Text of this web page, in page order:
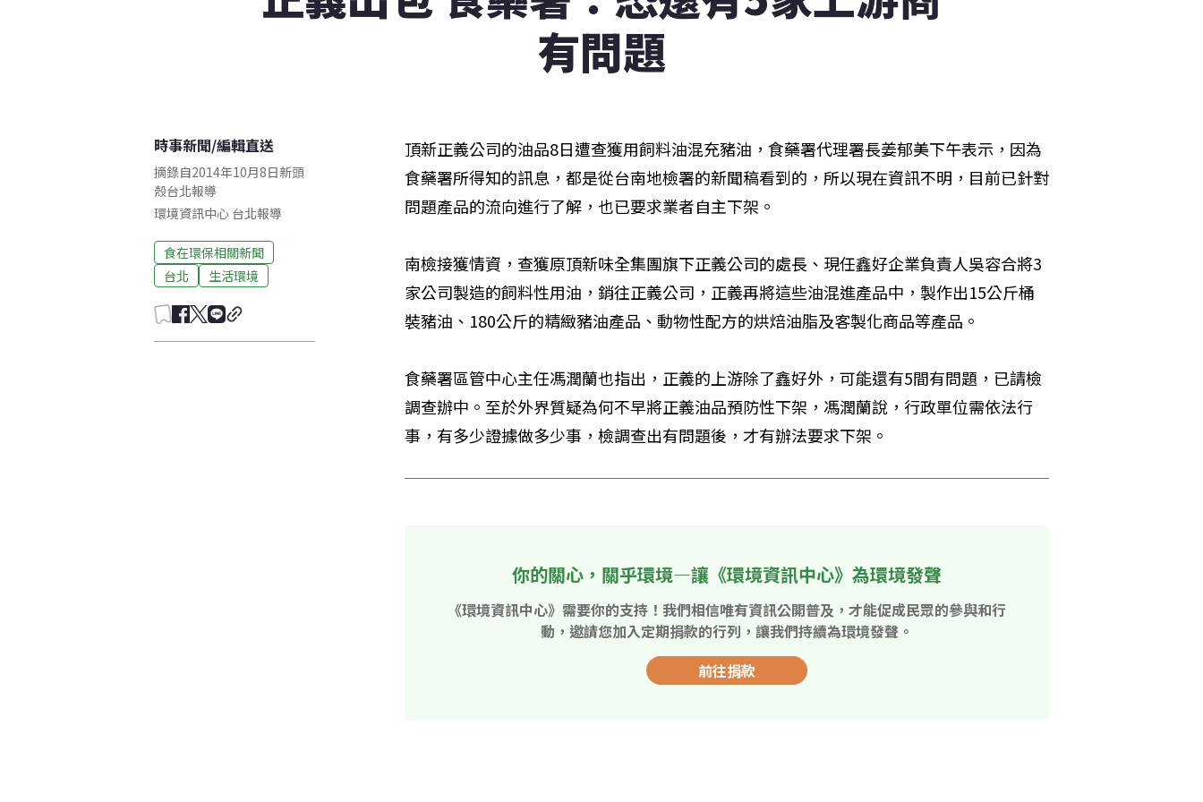
有問題
時事新聞/編輯直送
摘錄自2014年10月8日新頭
殼台北報導
環境資訊中心 台北報導
食在環保相關新聞
台北
生活環境
頂新正義公司的油品8日遭查獲用飼料油混充豬油，食藥署代理署長姜郁美下午表示，因為
食藥署所得知的訊息，都是從台南地檢署的新聞稿看到的，所以現在資訊不明，目前已針對
問題產品的流向進行了解，也已要求業者自主下架。
南檢接獲情資，查獲原頂新味全集團旗下正義公司的處長、現任鑫好企業負責人吳容合將3
家公司製造的飼料性用油，銷往正義公司，正義再將這些油混進產品中，製作出15公斤桶
裝豬油、180公斤的精緻豬油產品、動物性配方的烘焙油脂及客製化商品等產品。
食藥署區管中心主任馮潤蘭也指出，正義的上游除了鑫好外，可能還有5間有問題，已請檢
調查辦中。至於外界質疑為何不早將正義油品預防性下架，馮潤蘭說，行政單位需依法行
事，有多少證據做多少事，檢調查出有問題後，才有辦法要求下架。
你的關心，關乎環境—讓《環境資訊中心》為環境發聲
《環境資訊中心》需要你的支持！我們相信唯有資訊公開普及，才能促成民眾的參與和行
動，邀請您加入定期捐款的行列，讓我們持續為環境發聲。
前往捐款